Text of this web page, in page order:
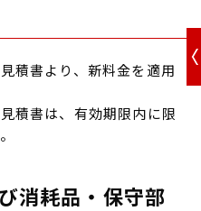
積書より、新料金を適用
積書は、有効期限内に限
消耗品・保守部